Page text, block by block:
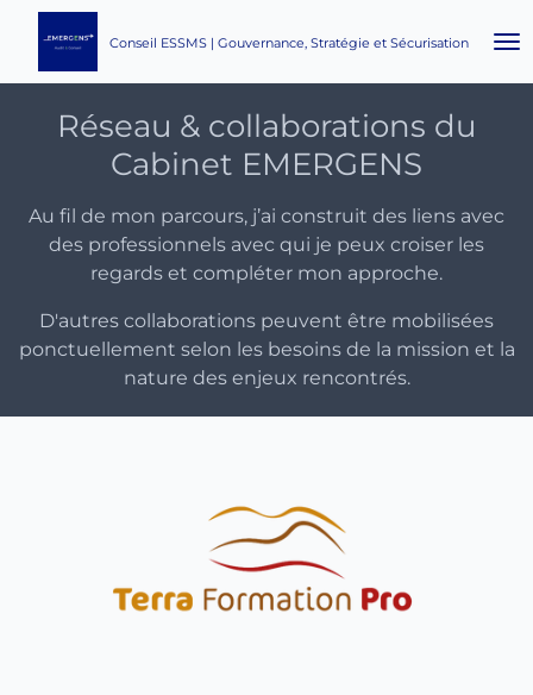
contenu
principal
Conseil ESSMS | Gouvernance, Stratégie et Sécurisation
Réseau & collaborations du
Cabinet EMERGENS
Au fil de mon parcours, j’ai construit des liens avec
des professionnels avec qui je peux croiser les
regards et compléter mon approche.
D'autres collaborations peuvent être mobilisées
ponctuellement selon les besoins de la mission et la
nature des enjeux rencontrés.